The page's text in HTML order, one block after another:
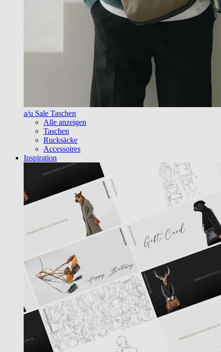
a/u Sale Taschen
Alle anzeigen
Taschen
Rucksäcke
Accessoires
Inspiration